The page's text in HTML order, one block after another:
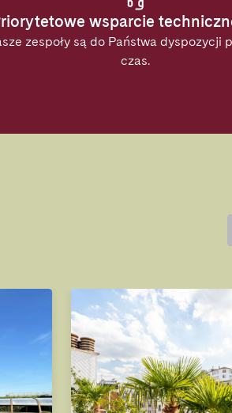
wsparcie
zespoły są do Państwa dyspozycji
czas.